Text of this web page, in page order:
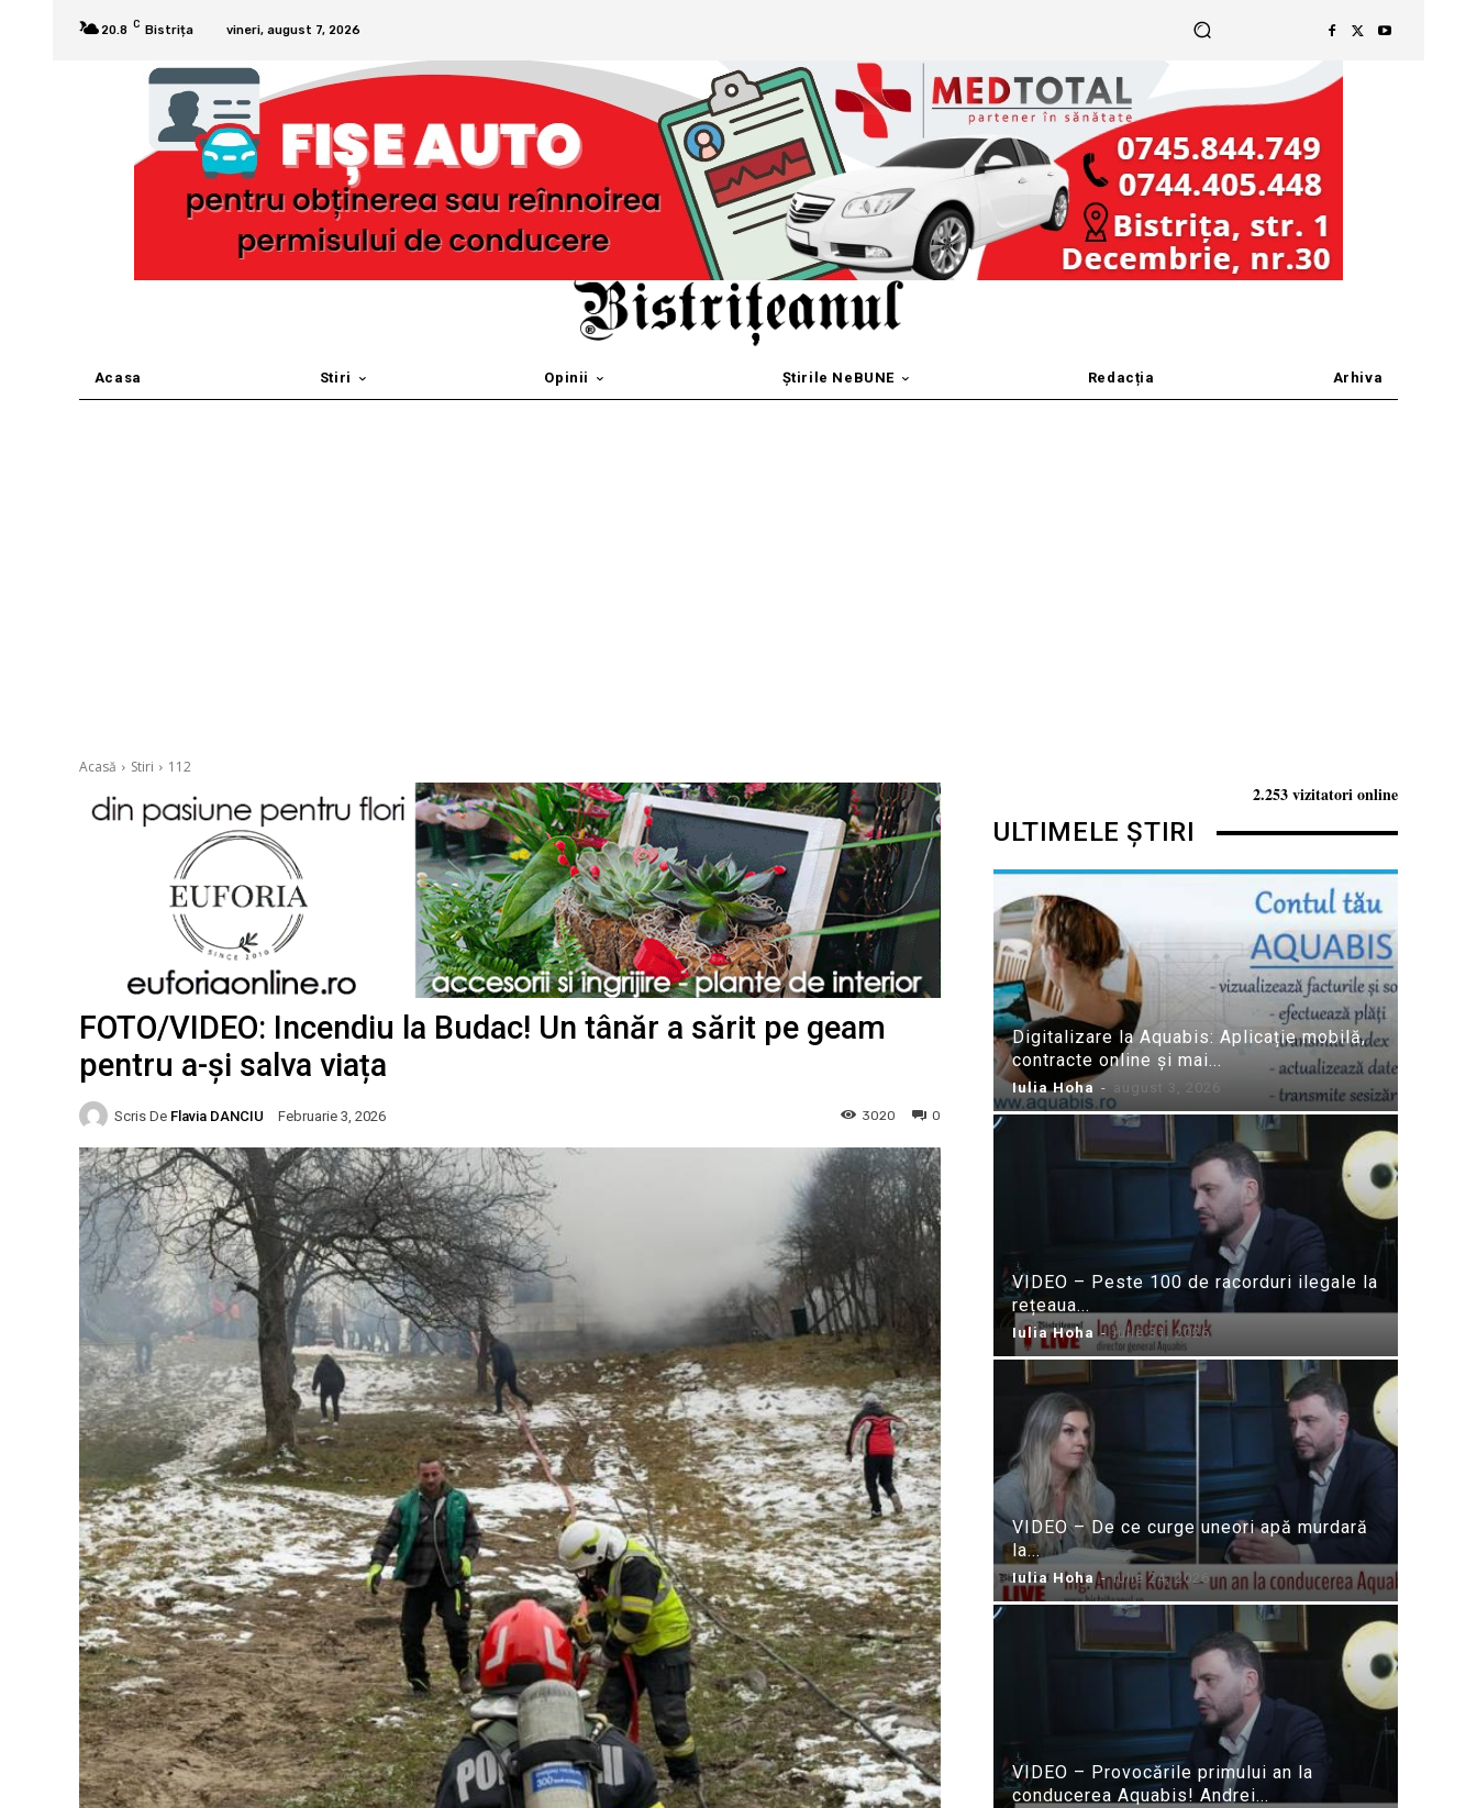
20.8 C Bistrița vineri, august 7, 2026
Acasa Stiri Opinii Știrile NeBUNE Redacția Arhiva
Acasă Stiri 112
FOTO/VIDEO: Incendiu la Budac! Un tânăr a sărit pe geam
pentru a-și salva viața
Scris De Flavia DANCIU Februarie 3, 2026 0
3020
2.253 vizitatori online
ULTIMELE ȘTIRI
Digitalizare la Aquabis: Aplicație mobilă,
contracte online și mai...
Iulia Hoha - august 3, 2026
VIDEO – Peste 100 de racorduri ilegale la
rețeaua...
Iulia Hoha - iulie 31, 2026
VIDEO – De ce curge uneori apă murdară
la...
Iulia Hoha - iulie 24, 2026
VIDEO – Provocările primului an la
conducerea Aquabis! Andrei...